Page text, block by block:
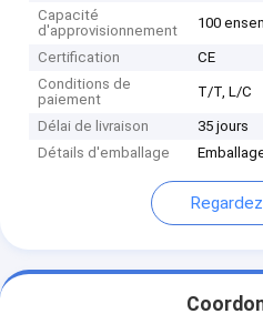
Capacité
d'approvisionnement
100
Certification
CE
Conditions de
paiement
T/T, L/C
Délai de livraison
35 jours
Détails d'emballage